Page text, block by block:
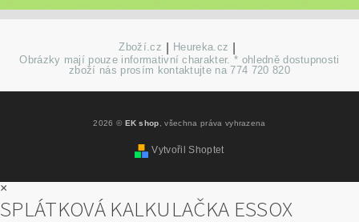
Zboží.cz Heureka.cz
Obrázky mají pouze informativní charakter. * ohledně dostupnosti
zboží nás prosím kontaktujte na 774 720 820
2026 © EK shop, všechna práva vyhrazena
Vytvořil Shoptet
×
SPLÁTKOVÁ KALKULAČKA ESSOX